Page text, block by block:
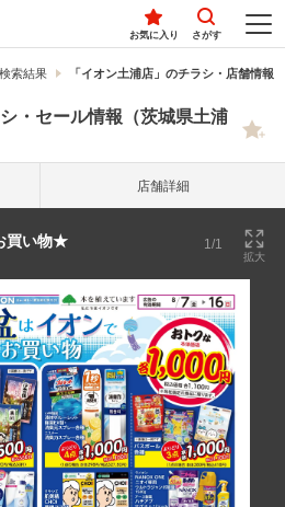
お気に入り さがす
索結果 「イオン土浦店」のチラシ・店舗情報
・セール情報（茨城県土浦
店舗詳細
買い物★ 1/1
拡大